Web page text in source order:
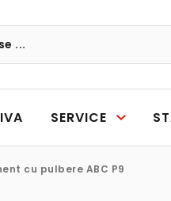
SERVICE
cu pulbere ABC P9